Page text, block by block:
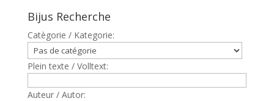
Bijus Recherche
Catègorie / Kategorie:
Plein texte / Volltext:
Auteur / Autor: